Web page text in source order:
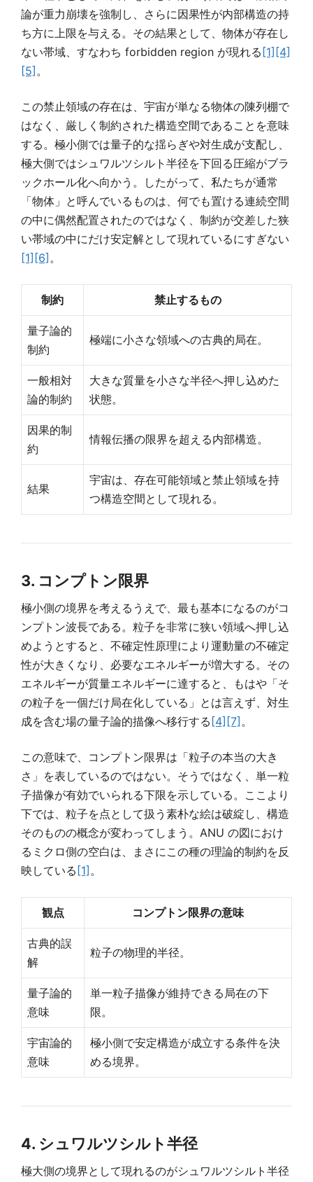
論が重力崩壊を強制し、さらに因果性が内部構造の持
ち方に上限を与える。その結果として、物体が存在し
ない帯域、すなわち forbidden region が現れる [1] [4]
[5] 。
この禁止領域の存在は、宇宙が単なる物体の陳列棚で
はなく、厳しく制約された構造空間であることを意味
する。極小側では量子的な揺らぎや対生成が支配し、
極大側ではシュワルツシルト半径を下回る圧縮がブラ
ックホール化へ向かう。したがって、私たちが通常
「物体」と呼んでいるものは、何でも置ける連続空間
の中に偶然配置されたのではなく、制約が交差した狭
い帯域の中にだけ安定解として現れているにすぎない
[1] [6] 。
制約 禁止するもの
量子論的
制約
極端に小さな領域への古典的局在。
一般相対
論的制約
大きな質量を小さな半径へ押し込めた
状態。
因果的制
約
情報伝播の限界を超える内部構造。
結果
宇宙は、存在可能領域と禁止領域を持
つ構造空間として現れる。
3. コンプトン限界
極小側の境界を考えるうえで、最も基本になるのがコ
ンプトン波長である。粒子を非常に狭い領域へ押し込
めようとすると、不確定性原理により運動量の不確定
性が大きくなり、必要なエネルギーが増大する。その
エネルギーが質量エネルギーに達すると、もはや「そ
の粒子を一個だけ局在化している」とは言えず、対生
成を含む場の量子論的描像へ移行する [4] [7] 。
この意味で、コンプトン限界は「粒子の本当の大き
さ」を表しているのではない。そうではなく、単一粒
子描像が有効でいられる下限を示している。ここより
下では、粒子を点として扱う素朴な絵は破綻し、構造
そのものの概念が変わってしまう。ANU の図におけ
るミクロ側の空白は、まさにこの種の理論的制約を反
映している [1] 。
観点 コンプトン限界の意味
古典的誤
解
粒子の物理的半径。
量子論的
意味
単一粒子描像が維持できる局在の下
限。
宇宙論的
意味
極小側で安定構造が成立する条件を決
める境界。
4. シュワルツシルト半径
極大側の境界として現れるのがシュワルツシルト半径